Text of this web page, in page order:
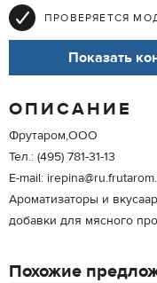
ПРОВЕРЯЕТСЯ
Показать
ОПИСАНИЕ
Фрутаром,ООО
Тел.: (495) 781-31-13
E-mail:
Ароматизаторы и
добавки для мясного
Похожие